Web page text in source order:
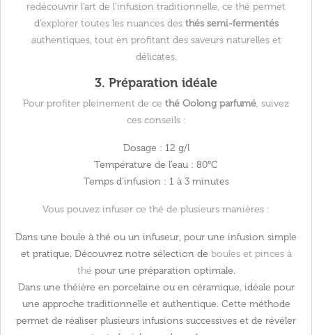
redécouvrir l’art de l’infusion traditionnelle, ce thé permet
d’explorer toutes les nuances des thés semi-fermentés
authentiques, tout en profitant des saveurs naturelles et
délicates.
3. Préparation idéale
Pour profiter pleinement de ce thé Oolong parfumé, suivez
ces conseils :
Dosage : 12 g/l
Température de l’eau : 80°C
Temps d’infusion: 1 à 3 minutes
Vous pouvez infuser ce thé de plusieurs manières :
Dans une boule à thé ou un infuseur, pour une infusion simple
et pratique. Découvrez notre sélection de boules et pinces à
thé pour une préparation optimale.
Dans une théière en porcelaine ou en céramique, idéale pour
une approche traditionnelle et authentique. Cette méthode
permet de réaliser plusieurs infusions successives et de révéler